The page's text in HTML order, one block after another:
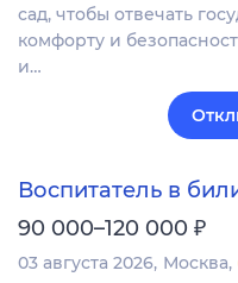
сад, чтобы отвечать
комфорту и
и…
Воспитатель в
90 000–120 000 ₽
03 августа 2026 Москва